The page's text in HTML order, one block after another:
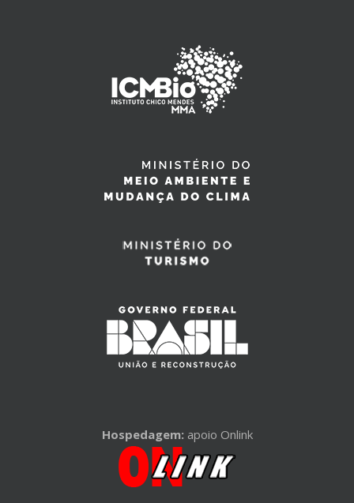
Hospedagem: apoio Onlink